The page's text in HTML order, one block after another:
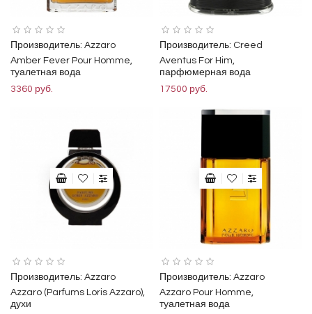
Производитель: Azzaro
Amber Fever Pour Homme,
туалетная вода
3360 руб.
Производитель: Creed
Aventus For Him,
парфюмерная вода
17500 руб.
Производитель: Azzaro
Azzaro (Parfums Loris Azzaro),
духи
Производитель: Azzaro
Azzaro Pour Homme,
туалетная вода